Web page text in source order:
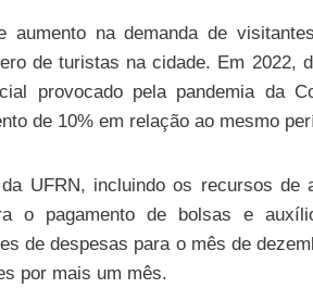
na demanda de
de turistas na cidade. Em 2022,
provocado pela pandemia da
de 10% em relação ao mesmo
UFRN, incluindo os recursos de
o pagamento de bolsas e
de despesas para o mês de
por mais um mês.